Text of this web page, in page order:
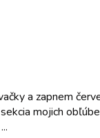
a zapnem
mojich